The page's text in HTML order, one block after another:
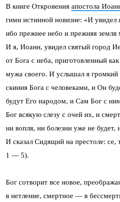
В книге Откровения апостола
гимн истинной новизне: «И
ибо прежнее небо и прежняя
И я, Иоанн, увидел святый город
от Бога с неба, приготовленный
мужа своего. И услышал я громкий
скиния Бога с человеками, и Он
будут Его народом, и Сам Бог с
Бог всякую слезу с очей их, и
ни вопля, ни болезни уже не
И сказал Сидящий на престоле: се,
1 — 5).
Бог сотворит все новое,
в нетление, смертное — в